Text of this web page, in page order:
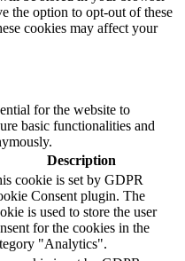
the option to opt-out of these
cookies may affect your
for the website to
basic functionalities and
Description
cookie is set by GDPR
Consent plugin. The
is used to store the user
for the cookies in the
"Analytics".